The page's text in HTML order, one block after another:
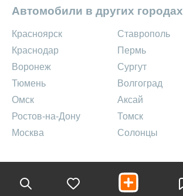
Автомобили в других городах
Красноярск
Краснодар
Воронеж
Тюмень
Омск
Ростов-на-Дону
Москва
Ставрополь
Пермь
Сургут
Волгоград
Аксай
Томск
Солонцы